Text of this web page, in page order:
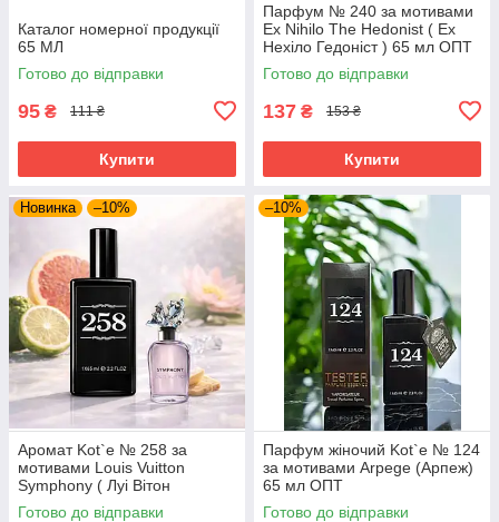
Каталог номерної продукції
65 МЛ
Готово до відправки
95 ₴ 111 ₴
Купити
Парфум № 240 за мотивами
Ex Nihilo The Hedonist ( Ех
Нехіло Гедоніст ) 65 мл ОПТ
Готово до відправки
137 ₴ 153 ₴
Купити
Новинка –10%
Аромат Kot`e № 258 за
мотивами Louis Vuitton
Symphony ( Луі Вітон
Симфонія) 65 мл
Готово до відправки
–10%
Парфум жіночий Kot`e № 124
за мотивами Arpege (Арпеж)
65 мл ОПТ
Готово до відправки